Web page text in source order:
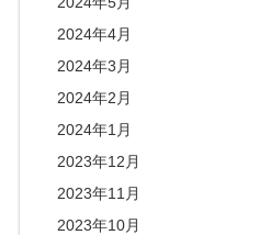
2024年4月
2024年3月
2024年2月
2024年1月
2023年12月
2023年11月
2023年10月